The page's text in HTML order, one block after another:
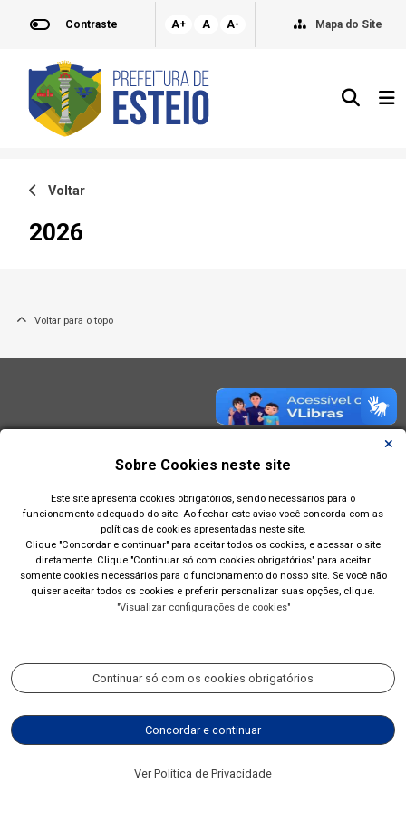
Contraste A+ A A- Mapa do Site
Voltar
2026
Voltar para o topo
Sobre Cookies neste site
Este site apresenta cookies obrigatórios, sendo necessários para o
funcionamento adequado do site. Ao fechar este aviso você concorda com as
políticas de cookies apresentadas neste site.
Clique "Concordar e continuar" para aceitar todos os cookies, e acessar o site
diretamente. Clique "Continuar só com cookies obrigatórios" para aceitar
somente cookies necessários para o funcionamento do nosso site. Se você não
quiser aceitar todos os cookies e preferir personalizar suas opções, clique.
"Visualizar configurações de cookies"
Continuar só com os cookies obrigatórios
Concordar e continuar
Ver Política de Privacidade
Prefeitura Municipal de Esteio(RS)
Acompanhe nossas redes sociais: